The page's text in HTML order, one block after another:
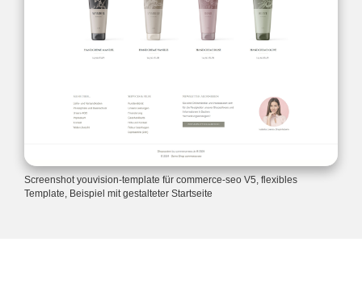
Screenshot youvision-template für commerce-seo V5, flexibles
Template, Beispiel mit gestalteter Startseite